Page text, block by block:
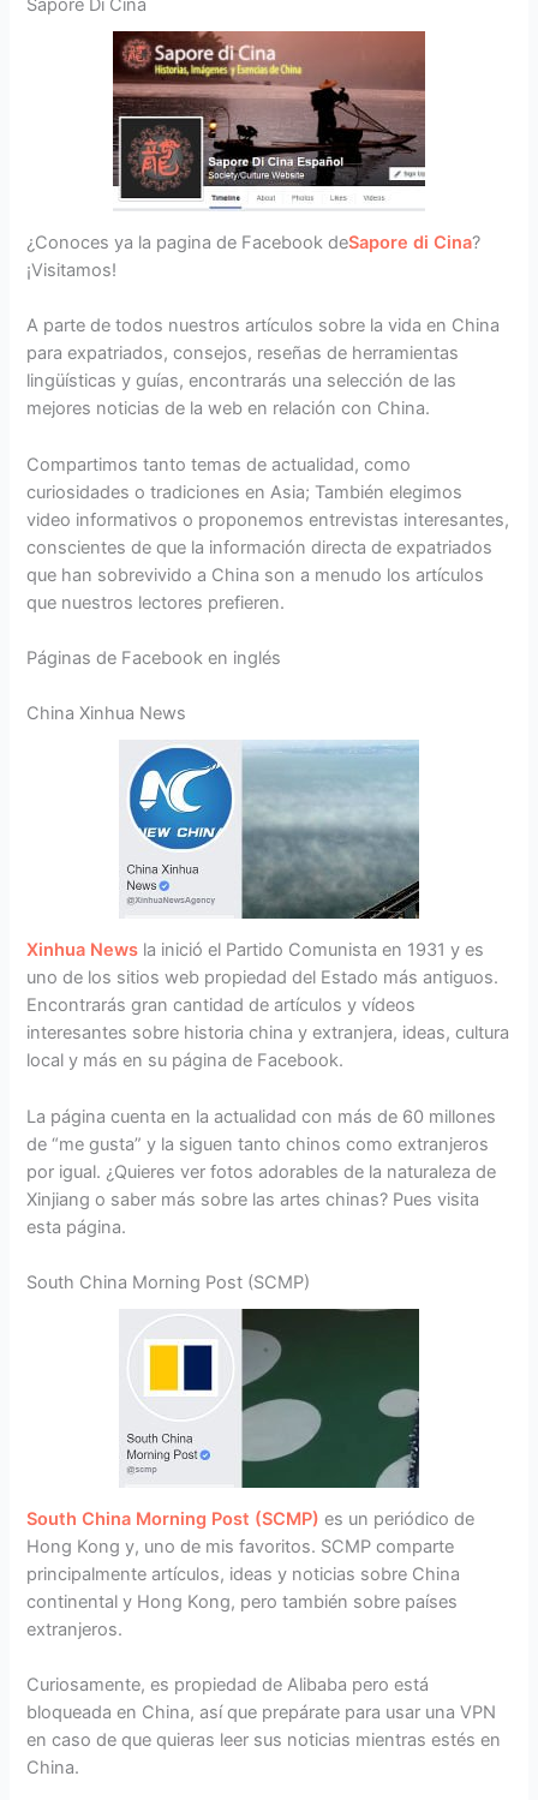
Sapore Di Cina
¿Conoces ya la pagina de Facebook deSapore di Cina?
¡Visitamos!
A parte de todos nuestros artículos sobre la vida en China
para expatriados, consejos, reseñas de herramientas
lingüísticas y guías, encontrarás una selección de las
mejores noticias de la web en relación con China.
Compartimos tanto temas de actualidad, como
curiosidades o tradiciones en Asia; También elegimos
video informativos o proponemos entrevistas interesantes,
conscientes de que la información directa de expatriados
que han sobrevivido a China son a menudo los artículos
que nuestros lectores prefieren.
Páginas de Facebook en inglés
China Xinhua News
Xinhua News la inició el Partido Comunista en 1931 y es
uno de los sitios web propiedad del Estado más antiguos.
Encontrarás gran cantidad de artículos y vídeos
interesantes sobre historia china y extranjera, ideas, cultura
local y más en su página de Facebook.
La página cuenta en la actualidad con más de 60 millones
de “me gusta” y la siguen tanto chinos como extranjeros
por igual. ¿Quieres ver fotos adorables de la naturaleza de
Xinjiang o saber más sobre las artes chinas? Pues visita
esta página.
South China Morning Post (SCMP)
South China Morning Post (SCMP) es un periódico de
Hong Kong y, uno de mis favoritos. SCMP comparte
principalmente artículos, ideas y noticias sobre China
continental y Hong Kong, pero también sobre países
extranjeros.
Curiosamente, es propiedad de Alibaba pero está
bloqueada en China, así que prepárate para usar una VPN
en caso de que quieras leer sus noticias mientras estés en
China.